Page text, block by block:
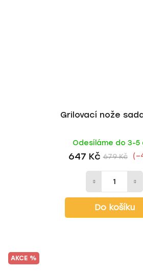
Grilovací nože sada
Odesíláme do 3-5
647 Kč 679 Kč
Do košíku
AKCE %